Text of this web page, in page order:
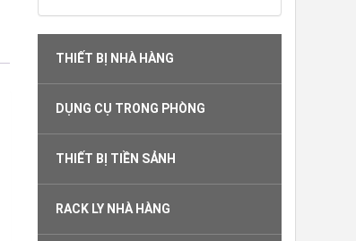
THIẾT BỊ NHÀ HÀNG
DỤNG CỤ TRONG PHÒNG
THIẾT BỊ TIỀN SẢNH
RACK LY NHÀ HÀNG